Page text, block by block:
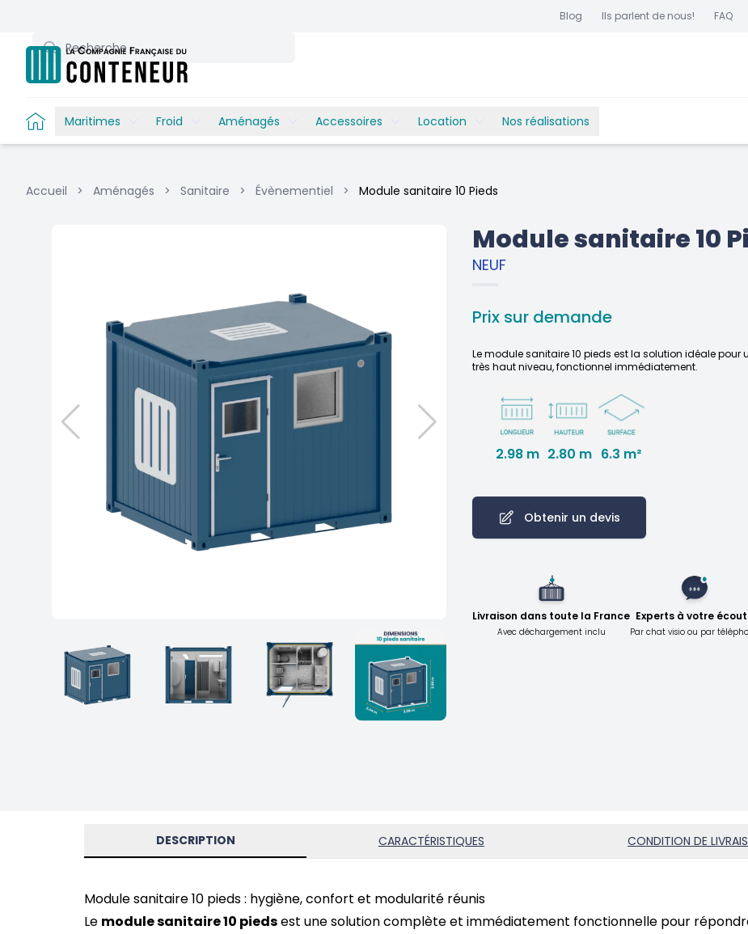
Blog Ils parlent de nous! FAQ
Recherche
Maritimes Froid Aménagés Accessoires Location Nos réalisations
Accueil > Aménagés > Sanitaire > Évènementiel > Module sanitaire 10 Pieds
Module sanitaire 10
NEUF
Prix sur demande
Le module sanitaire 10 pieds est la solution idéale
très haut niveau, fonctionnel immédiatement.
2.98 m 2.80 m 6.3 m²
Obtenir un devis
Livraison dans toute la France
Avec déchargement inclu
Experts à votre
Par chat visio ou par
DESCRIPTION CARACTÉRISTIQUES CONDITION DE
Module sanitaire 10 pieds : hygiène, confort et modularité réunis
Le module sanitaire 10 piedsest une solution complète et immédiatement fonctionnelle pour